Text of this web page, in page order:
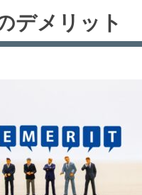
デメリット